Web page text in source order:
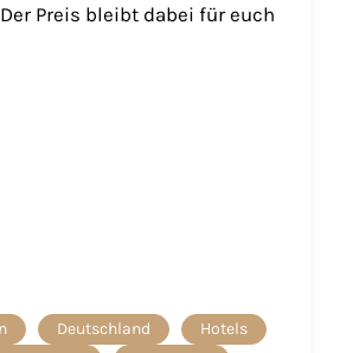
Preis bleibt dabei für euch
Deutschland
Hotels